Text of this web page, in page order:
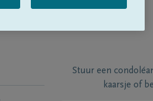
Stuur een
kaarsje of